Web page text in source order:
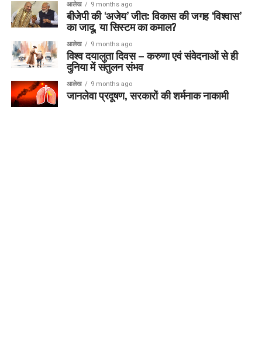
आलेख 9 months ago
बीजेपी की ‘अजेय’ जीत: विकास की जगह ‘विश्वास’
का जादू, या सिस्टम का कमाल?
आलेख 9 months ago
विश्व दयालुता दिवस – करुणा एवं संवेदनाओं से ही
दुनिया में संतुलन संभव
आलेख 9 months ago
जानलेवा प्रदूषण, सरकारों की शर्मनाक नाकामी